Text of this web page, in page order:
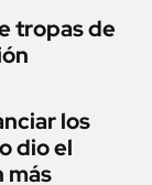
tropas de
los
dio el
más